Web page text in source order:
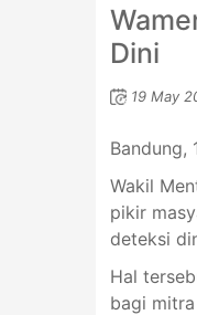
Dini
19 May
Bandung,
Wakil
pikir
deteksi
Hal
bagi